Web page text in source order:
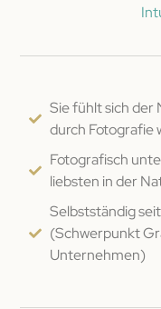
Sie fühlt sich der
durch Fotografie
Fotografisch
liebsten in der
Selbstständig
(Schwerpunkt
Unternehmen)